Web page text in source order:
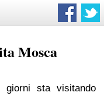
Mosca
giorni sta visitando